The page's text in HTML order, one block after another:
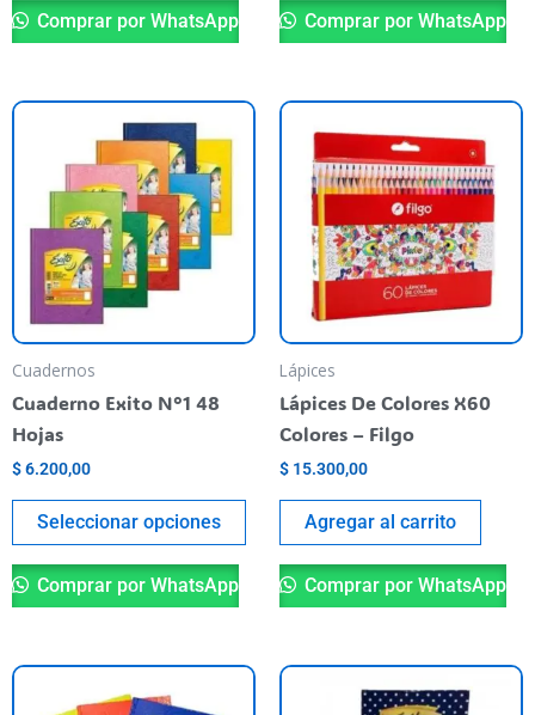
Comprar por WhatsApp Comprar por WhatsApp
Cuadernos
Cuaderno Exito N°1 48
Hojas
$6.200,00
Seleccionar opciones
Este
producto
variantes.
opciones
se
pueden
elegir
producto
Comprar por WhatsApp
Lápices
Lápices De Colores X60
Colores – Filgo
$ 15.300,00
Agregar al carrito
Comprar por WhatsApp
Este